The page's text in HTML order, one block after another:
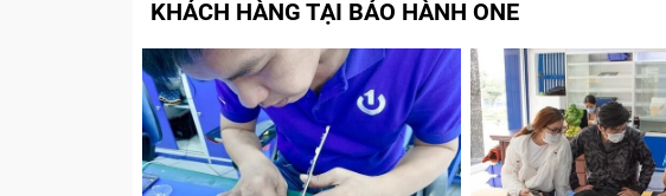
KHÁCH HÀNG TẠI BẢO HÀNH ONE